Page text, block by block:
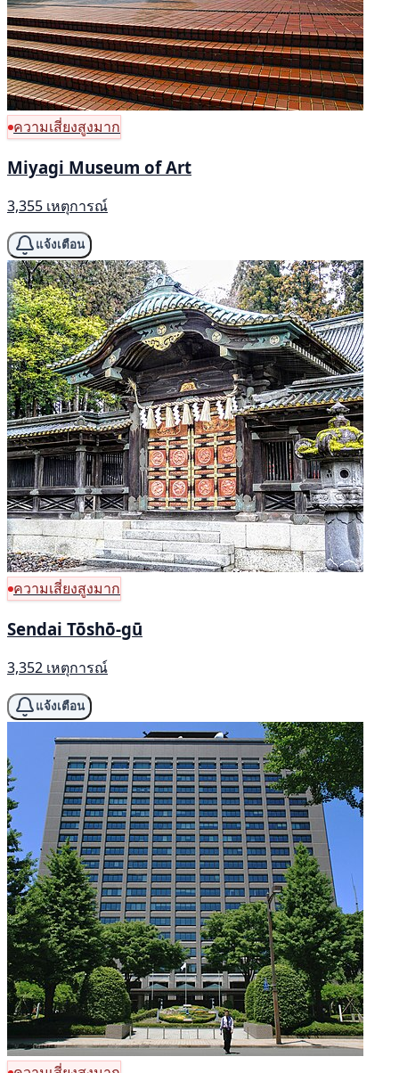
ความเสี่ยงสูงมาก
Miyagi Museum of Art
3,355 เหตุการณ์
แจ้งเตือน
ความเสี่ยงสูงมาก
Sendai Tōshō-gū
3,352 เหตุการณ์
แจ้งเตือน